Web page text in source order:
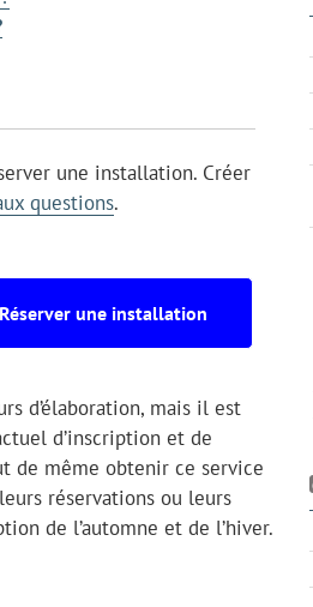
une installation. Créer
questions.
Réserver une installation
d’élaboration, mais il est
d’inscription et de
de même obtenir ce service
réservations ou leurs
de l’automne et de l’hiver.